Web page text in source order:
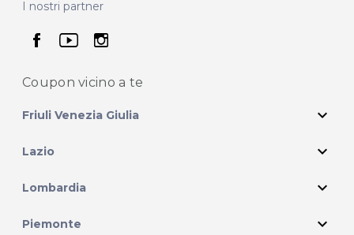
I nostri partner
seguici su facebook
seguici su youtube
seguici su instagram
Coupon vicino a te
Friuli Venezia Giulia expand_more
Lazio expand_more
Lombardia expand_more
Piemonte expand_more